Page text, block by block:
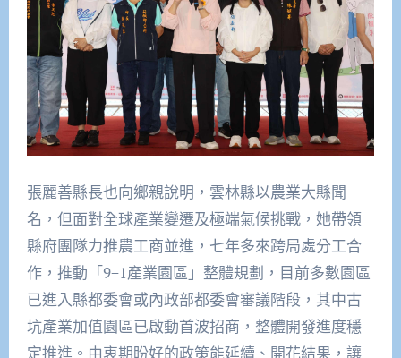
張麗善縣長也向鄉親說明，雲林縣以農業大縣聞
名，但面對全球產業變遷及極端氣候挑戰，她帶領
縣府團隊力推農工商並進，七年多來跨局處分工合
作，推動「9+1產業園區」整體規劃，目前多數園區
已進入縣都委會或內政部都委會審議階段，其中古
坑產業加值園區已啟動首波招商，整體開發進度穩
定推進。由衷期盼好的政策能延續、開花結果，讓